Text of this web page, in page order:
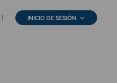
INICIO DE SESIÓN